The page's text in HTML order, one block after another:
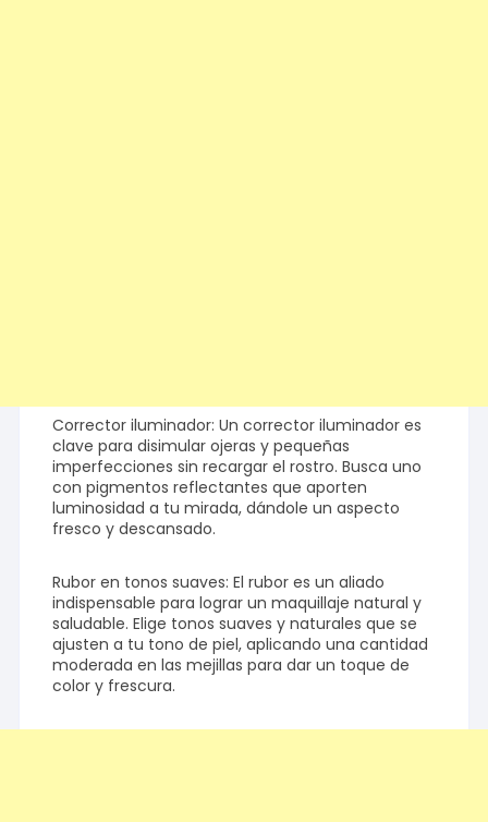
Corrector iluminador: Un corrector iluminador es
clave para disimular ojeras y pequeñas
imperfecciones sin recargar el rostro. Busca uno
con pigmentos reflectantes que aporten
luminosidad a tu mirada, dándole un aspecto
fresco y descansado.
Rubor en tonos suaves: El rubor es un aliado
indispensable para lograr un maquillaje natural y
saludable. Elige tonos suaves y naturales que se
ajusten a tu tono de piel, aplicando una cantidad
moderada en las mejillas para dar un toque de
color y frescura.